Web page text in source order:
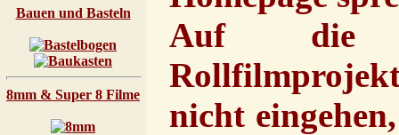
Bauen und Basteln
8mm & Super 8 Filme
Auf die
nicht